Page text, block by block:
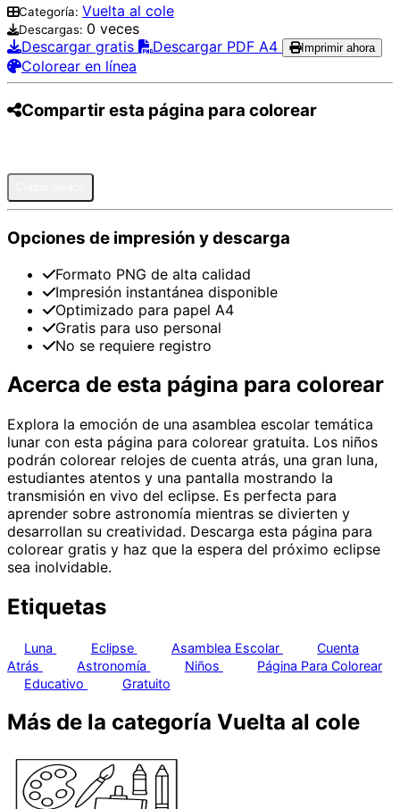
Categoría: Vuelta al cole
Descargas: 0 veces
Descargar gratis
Descargar PDF A4 Imprimir ahora
Colorear en línea
Compartir esta página para colorear
Opciones de impresión y descarga
Formato PNG de alta calidad
Impresión instantánea disponible
Optimizado para papel A4
Gratis para uso personal
No se requiere registro
Acerca de esta página para colorear
Explora la emoción de una asamblea escolar temática
lunar con esta página para colorear gratuita. Los niños
podrán colorear relojes de cuenta atrás, una gran luna,
estudiantes atentos y una pantalla mostrando la
transmisión en vivo del eclipse. Es perfecta para
aprender sobre astronomía mientras se divierten y
desarrollan su creatividad. Descarga esta página para
colorear gratis y haz que la espera del próximo eclipse
sea inolvidable.
Etiquetas
Luna Eclipse Asamblea Escolar
Cuenta
Atrás
Astronomía Niños
Página Para Colorear
Educativo
Gratuito
Más de la categoría Vuelta al cole